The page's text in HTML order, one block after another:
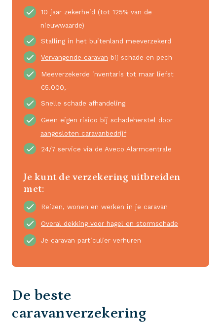
10 jaar zekerheid (tot 125% van de
nieuwwaarde)
Stalling in het buitenland meeverzekerd
Vervangende caravan bij schade en pech
Meeverzekerde inventaris tot maar liefst
€5.000,-
Snelle schade afhandeling
Geen eigen risico bij schadeherstel door
aangesloten caravanbedrijf
24/7 service via de Aveco Alarmcentrale
Je kunt de verzekering uitbreiden
met:
Reizen, wonen en werken in je caravan
Overal dekking voor hagel en stormschade
Je caravan particulier verhuren
De beste
caravanverzekering